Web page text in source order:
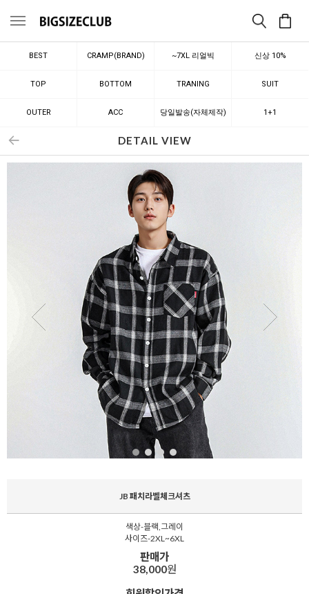
메뉴
BEST CRAMP(BRAND) ~7XL 리얼빅 신상 10%
TOP BOTTOM TRANING SUIT
OUTER ACC 당일발송(자체제작) 1+1
DETAIL VIEW
JB 패치라벨체크셔츠
색상-블랙,그레이
사이즈-2XL~6XL
판매가
38,000원